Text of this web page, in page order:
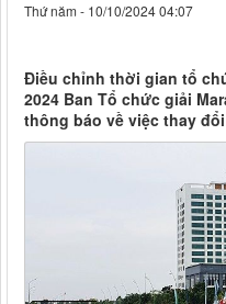
Thứ năm - 10/10/2024 04:07
Điều chỉnh thời gian tổ
2024 Ban Tổ chức giải
thông báo về việc thay